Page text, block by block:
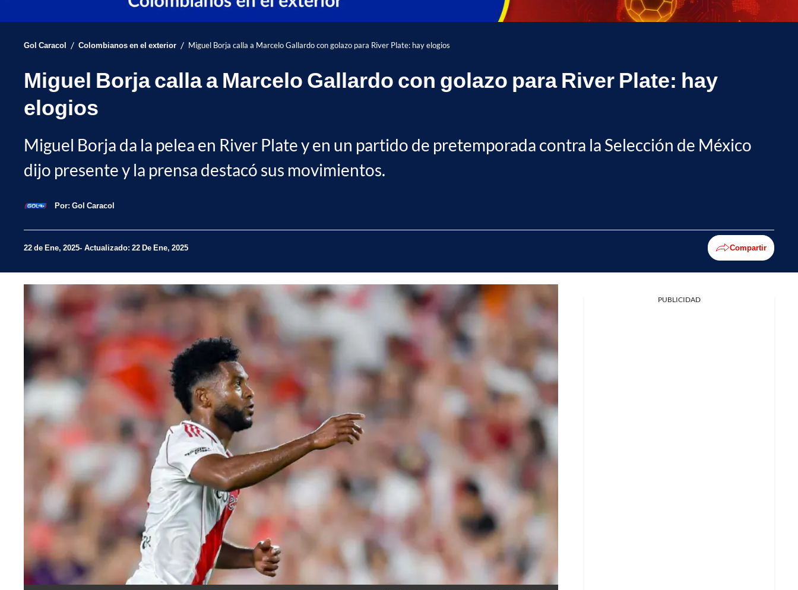
Gol Caracol / Colombianos en el exterior / Miguel Borja calla a Marcelo Gallardo con golazo para River Plate: hay elogios
Miguel Borja calla a Marcelo Gallardo con golazo para River Plate: hay
elogios
Miguel Borja da la pelea en River Plate y en un partido de pretemporada contra la Selección de México
dijo presente y la prensa destacó sus movimientos.
Por: Gol Caracol
22 de Ene, 2025 Actualizado: 22 De Ene, 2025 Compartir
PUBLICIDAD